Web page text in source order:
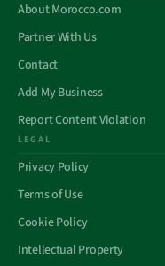
About Morocco.com
Partner With Us
Contact
Add My Business
Report Content Violation
LEGAL
Privacy Policy
Terms of Use
Cookie Policy
Intellectual Property